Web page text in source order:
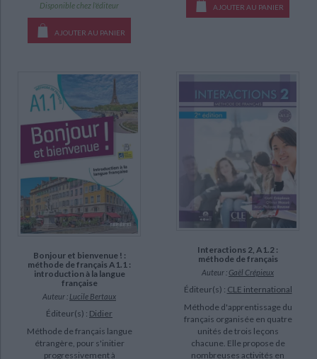
Essentiel et plus... : méthode de français (7)
Echo B1, méthode de français (4)
J'aime pour tous : livret d'inclusion : pédagogie différenciée par niveaux
20 ans de FLES, faits et gestes de la didactique du français langue
étrangère et seconde, de 1995 à 2015 (2)
Au boulot ! : niveau A1.1 à A2 (2)
Clémentine : méthode de français pour les petits (2)
Grammaire française : supérieur, formation continue (2)
DISPONIBILITÉ
disponible (2562)
epuise (1027)
manquant (40)
a-paraitre (23)
Disponible chez l'éditeur
AJOUTER AU PANIER
AJOUTER AU PANIER
Bonjour et bienvenue ! :
méthode de français A1.1 :
introduction à la langue
française
Auteur : Lucile Bertaux
Éditeur(s) : Didier
Méthode de français langue
étrangère, pour s'initier
progressivement à
Interactions 2, A1.2 :
méthode de français
Auteur : Gaël Crépieux
Éditeur(s) : CLE international
Méthode d'apprentissage du
français organisée en quatre
unités de trois leçons
chacune. Elle propose de
nombreuses activités en